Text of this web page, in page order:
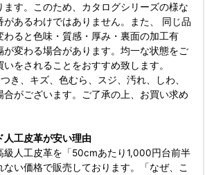
す。このため、カタログシリーズの様な
があるわけではありません。また、 同じ品
わると色味・質感・厚み・裏面の加工有
が変わる場合があります。均一な状態をご
をされることをおすすめ致します。
き、キズ、色むら、スジ、汚れ、しわ、
がございます。ご了承の上、お買い求め
人工皮革が安い理由
級人工皮革を「50cmあたり1,000円台前半
い価格で販売しております。「なぜ、こ